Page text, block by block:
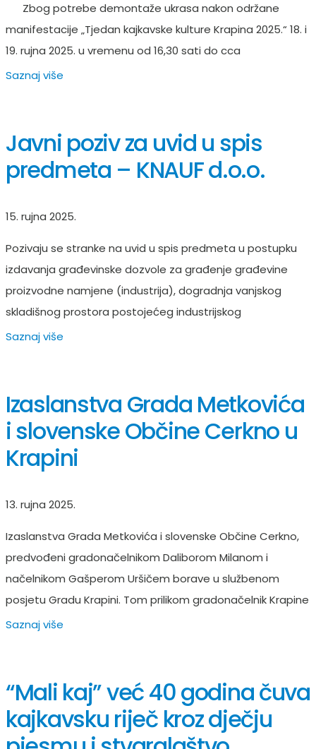
Zbog potrebe demontaže ukrasa nakon održane
manifestacije „Tjedan kajkavske kulture Krapina 2025.“ 18. i
19. rujna 2025. u vremenu od 16,30 sati do cca
Saznaj više
Javni poziv za uvid u spis
predmeta – KNAUF d.o.o.
15. rujna 2025.
Pozivaju se stranke na uvid u spis predmeta u postupku
izdavanja građevinske dozvole za građenje građevine
proizvodne namjene (industrija), dogradnja vanjskog
skladišnog prostora postojećeg industrijskog
Saznaj više
Izaslanstva Grada Metkovića
i slovenske Občine Cerkno u
Krapini
13. rujna 2025.
Izaslanstva Grada Metkovića i slovenske Občine Cerkno,
predvođeni gradonačelnikom Daliborom Milanom i
načelnikom Gašperom Uršičem borave u službenom
posjetu Gradu Krapini. Tom prilikom gradonačelnik Krapine
Saznaj više
“Mali kaj” već 40 godina čuva
kajkavsku riječ kroz dječju